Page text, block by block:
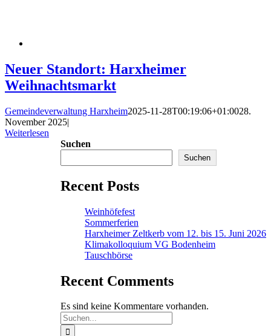
Neuer Standort: Harxheimer
Weihnachtsmarkt
Gemeindeverwaltung Harxheim2025-11-28T00:19:06+01:0028.
November 2025|
Weiterlesen
Suchen
Suchen
Recent Posts
Weinhöfefest
Sommerferien
Harxheimer Zeltkerb vom 12. bis 15. Juni 2026
Klimakolloquium VG Bodenheim
Tauschbörse
Recent Comments
Es sind keine Kommentare vorhanden.
Suche
nach: